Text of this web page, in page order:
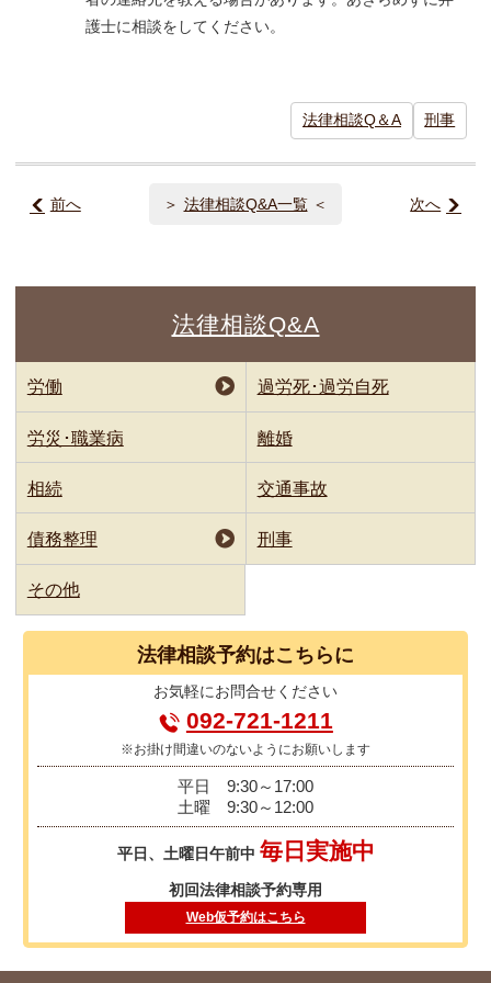
護士に相談をしてください。
法律相談Q＆A 刑事
前へ 法律相談Q&A一覧 次へ
法律相談Q&A
労働 過労死･過労自死
労災･職業病 離婚
相続 交通事故
債務整理 刑事
その他
法律相談予約はこちらに
お気軽にお問合せください
092-721-1211
※お掛け間違いのないようにお願いします
平日
9:30～17:00
土曜
9:30～12:00
平日、土曜日午前中 毎日実施中
初回法律相談予約専用
Web仮予約はこちら